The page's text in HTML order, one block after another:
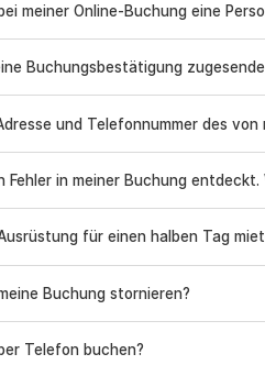
meiner Online-Buchung eine
Buchungsbestätigung
und Telefonnummer des
für einen halben Tag
Buchung stornieren?
Telefon buchen?